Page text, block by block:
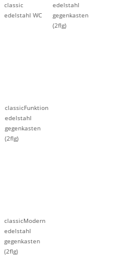
classic
edelstahl WC
edelstahl
gegenkasten
(2flg)
classicFunktion
edelstahl
gegenkasten
(2flg)
classicModern
edelstahl
gegenkasten
(2flg)